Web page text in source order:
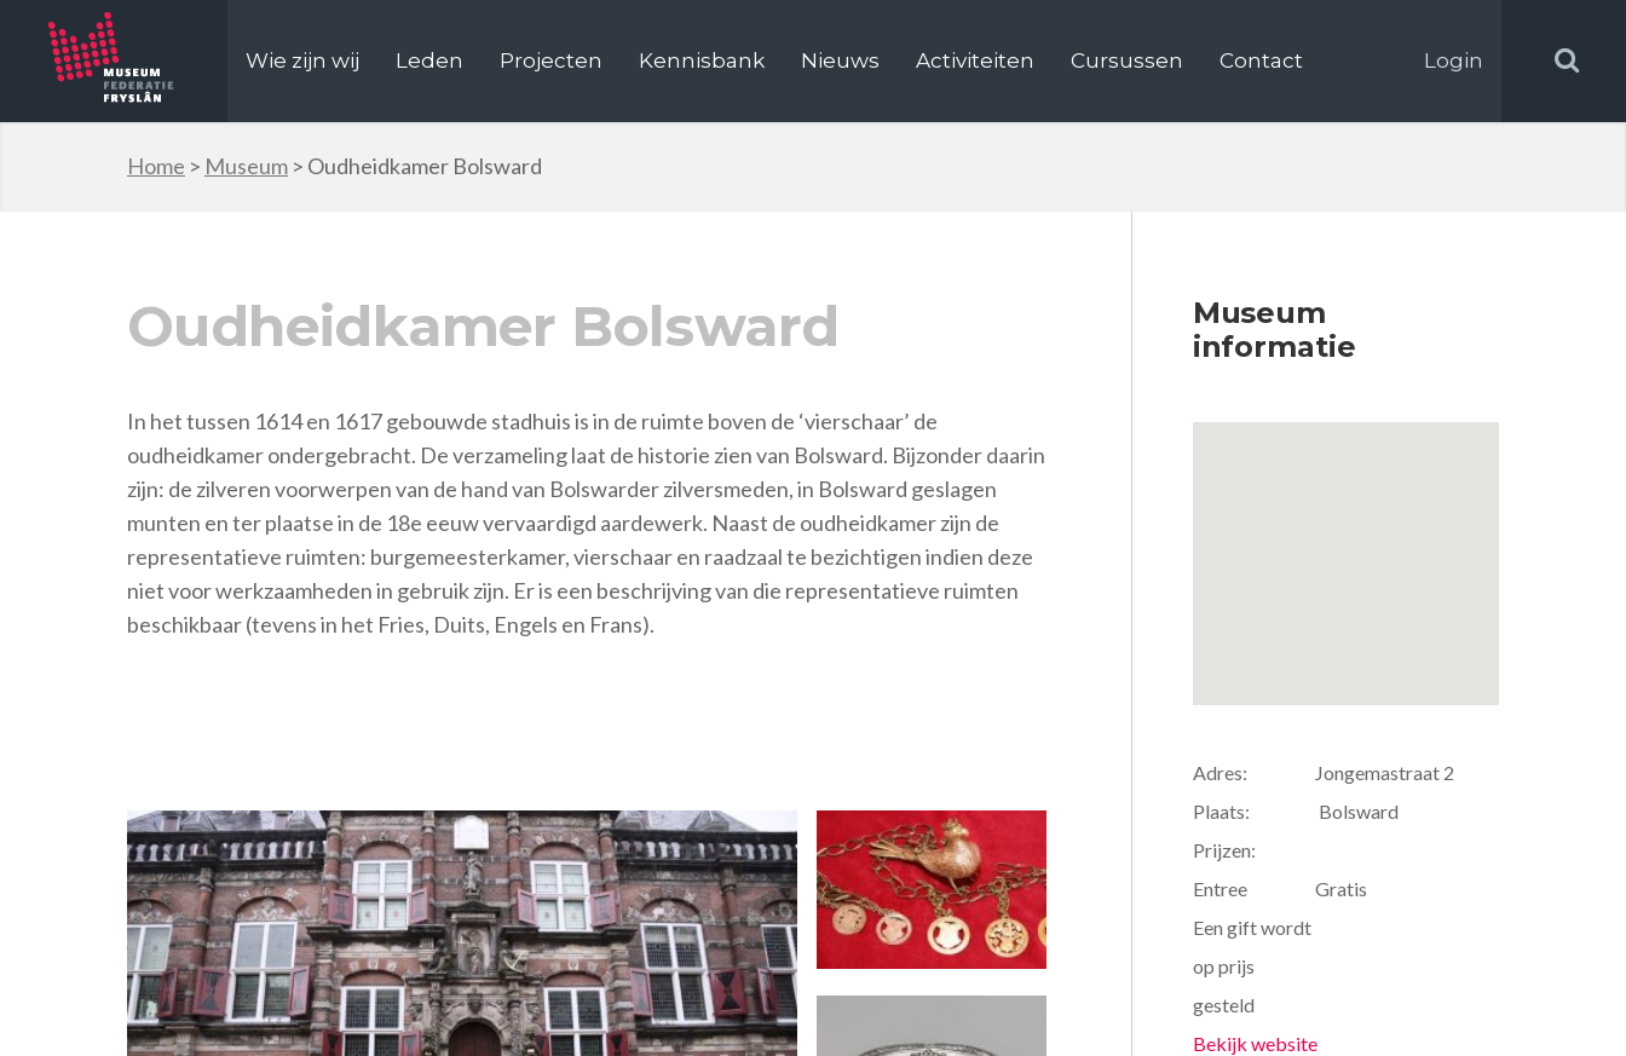
Wie zijn wij Leden Projecten Kennisbank Nieuws Activiteiten Cursussen Contact Login
Home > Museum > Oudheidkamer Bolsward
Oudheidkamer Bolsward
In het tussen 1614 en 1617 gebouwde stadhuis is in de ruimte boven de ‘vierschaar’ de
oudheidkamer ondergebracht. De verzameling laat de historie zien van Bolsward. Bijzonder daarin
zijn: de zilveren voorwerpen van de hand van Bolswarder zilversmeden, in Bolsward geslagen
munten en ter plaatse in de 18e eeuw vervaardigd aardewerk. Naast de oudheidkamer zijn de
representatieve ruimten: burgemeesterkamer, vierschaar en raadzaal te bezichtigen indien deze
niet voor werkzaamheden in gebruik zijn. Er is een beschrijving van die representatieve ruimten
beschikbaar (tevens in het Fries, Duits, Engels en Frans).
Museum
informatie
Adres:
Jongemastraat 2
Plaats:
Bolsward
Prijzen:
Entree
Gratis
Een gift wordt
op prijs
gesteld
Bekijk website